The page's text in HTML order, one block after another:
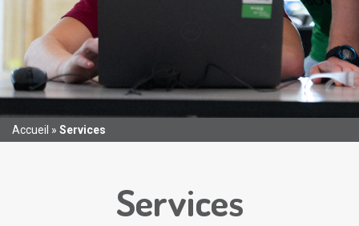
Accueil » Services
Services